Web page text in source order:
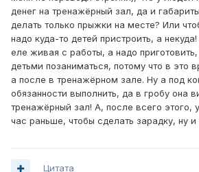
денег на тренажёрный зал, да и
делать только прыжки на месте? Или
надо куда-то детей пристроить, а
еле живая с работы, а надо приготовить,
детьми позаниматься, потому что в это
а после в тренажёрном зале. Ну а под
обязанности выполнить, да в гробу она
тренажёрный зал! А, после всего этого,
час раньше, чтобы сделать зарадку, ну и
Цитата